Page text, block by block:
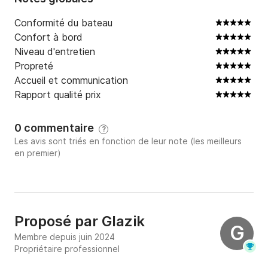
Conformité du bateau
Confort à bord
Niveau d'entretien
Propreté
Accueil et communication
Rapport qualité prix
0 commentaire ?
Les avis sont triés en fonction de leur note (les meilleurs
en premier)
G
Proposé par Glazik
Membre depuis juin 2024
Propriétaire professionnel